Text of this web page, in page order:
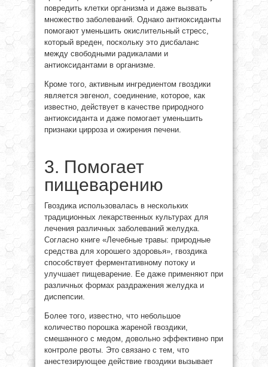
повредить клетки организма и даже вызвать
множество заболеваний. Однако антиоксиданты
помогают уменьшить окислительный стресс,
который вреден, поскольку это дисбаланс
между свободными радикалами и
антиоксидантами в организме.
Кроме того, активным ингредиентом гвоздики
является эвгенол, соединение, которое, как
известно, действует в качестве природного
антиоксиданта и даже помогает уменьшить
признаки цирроза и ожирения печени.
3. Помогает
пищеварению
Гвоздика использовалась в нескольких
традиционных лекарственных культурах для
лечения различных заболеваний желудка.
Согласно книге «Лечебные травы: природные
средства для хорошего здоровья», гвоздика
способствует ферментативному потоку и
улучшает пищеварение. Ее даже применяют при
различных формах раздражения желудка и
диспепсии.
Более того, известно, что небольшое
количество порошка жареной гвоздики,
смешанного с медом, довольно эффективно при
контроле рвоты. Это связано с тем, что
анестезирующее действие гвоздики вызывает